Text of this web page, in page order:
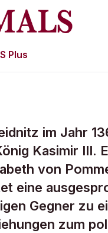
Plus
im Jahr
Kasimir III.
von
eine
Gegner zu
zum